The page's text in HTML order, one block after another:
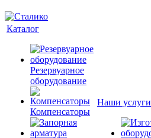
Каталог
Резервуарное
оборудование
Компенсаторы
Наши услуги